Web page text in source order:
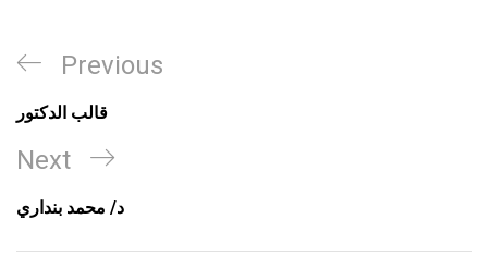
Previous
قالب الدكتور
Next
د/ محمد بنداري